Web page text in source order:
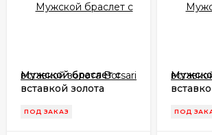
Мужской браслет с
вставкой золота
ПОД ЗАКАЗ ПОД